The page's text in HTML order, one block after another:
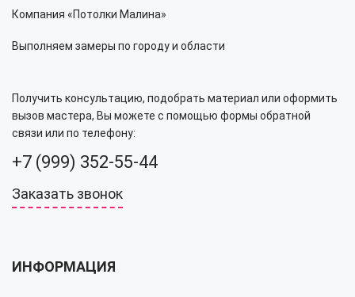
Компания «Потолки Малина»
Выполняем замеры по городу и области
Получить консультацию, подобрать материал или оформить
вызов мастера, Вы можете с помощью формы обратной
связи или по телефону:
+7 (999) 352-55-44
Заказать звонок
ИНФОРМАЦИЯ